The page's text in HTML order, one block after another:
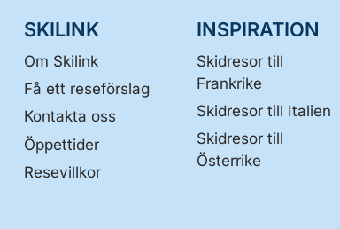
SKILINK
Om Skilink
Få ett reseförslag
Kontakta oss
Öppettider
Resevillkor
INSPIRATION
Skidresor till
Frankrike
Skidresor till Italien
Skidresor till
Österrike